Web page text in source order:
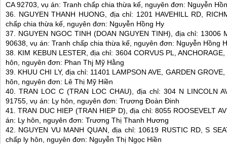
CA 92703, vụ án: Tranh chấp chia thừa kế, nguyên đơn: Nguyễn
36. NGUYEN THANH HUONG, địa chỉ: 1201 HAVEHILL RD,
chấp chia thừa kế, nguyên đơn: Nguyễn Hồng Hy
37. NGUYEN NGOC TINH (DOAN NGUYEN TINH), địa chỉ: 13006
90638, vụ án: Tranh chấp chia thừa kế, nguyên đơn: Nguyễn Hồng
38. KIM KEBUN LESTER, địa chỉ: 3604 CORVUS PL,
hôn, nguyên đơn: Phan Thj Mỹ Hằng
39. KHUU CHI LY, địa chỉ: 11401 LAMPSON AVE, GARDEN
hôn, nguyên đơn: Lê Thị Mỹ Hiền
40. TRAN LOC C (TRAN LOC CHAU), địa chỉ: 304 N LINCOLN
91755, vụ án: Ly hôn, nguyên đơn: Trương Đoàn Đinh
41. TRAN DUC HIEP (TRAN HIEP D), địa chỉ: 8055 ROOSEVELT
án: Ly hôn, nguyên đơn: Trương Thị Thanh Hương
42. NGUYEN VU MANH QUAN, địa chỉ: 10619 RUSTIC RD, S
chấp ly hôn, nguyên đơn: Nguyễn Thị Ngọc Hiền